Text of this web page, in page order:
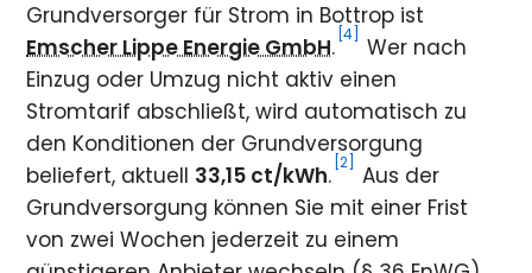
Grundversorger für Strom in Bottrop ist
Emscher Lippe Energie GmbH. [4]
Wer nach
Einzug oder Umzug nicht aktiv einen
Stromtarif abschließt, wird automatisch zu
den Konditionen der Grundversorgung
beliefert, aktuell 33,15 ct/kWh. [2]
Aus der
Grundversorgung können Sie mit einer Frist
von zwei Wochen jederzeit zu einem